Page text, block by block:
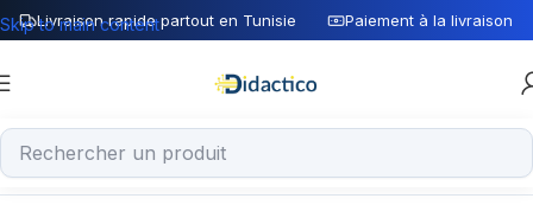
Livraison rapide partout en Tunisie Paiement à la livraison
Skip to main content